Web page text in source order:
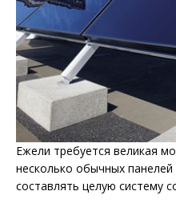
Ежели требуется великая
несколько обычных
составлять целую систему